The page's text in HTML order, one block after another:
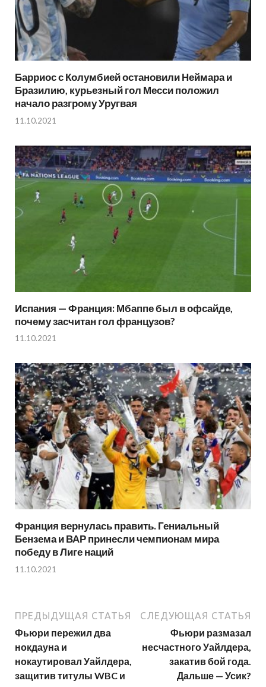
Барриос с Колумбией остановили Неймара и
Бразилию, курьезный гол Месси положил
начало разгрому Уругвая
11.10.2021
Испания — Франция: Мбаппе был в офсайде,
почему засчитан гол французов?
11.10.2021
Франция вернулась править. Гениальный
Бензема и ВАР принесли чемпионам мира
победу в Лиге наций
11.10.2021
ПРЕДЫДУЩАЯ СТАТЬЯ
Фьюри пережил два
нокдауна и
нокаутировал Уайлдера,
защитив титулы WBC и
СЛЕДУЮЩАЯ СТАТЬЯ
Фьюри размазал
несчастного Уайлдера,
закатив бой года.
Дальше — Усик?